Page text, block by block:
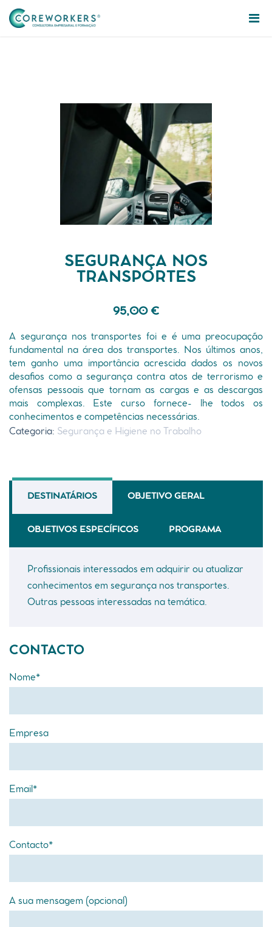
SEGURANÇA NOS
TRANSPORTES
95,00 €
A segurança nos transportes foi e é uma preocupação
fundamental na área dos transportes. Nos últimos anos,
tem ganho uma importância acrescida dados os novos
desafios como a segurança contra atos de terrorismo e
ofensas pessoais que tornam as cargas e as descargas
mais complexas. Este curso fornece- lhe todos os
conhecimentos e competências necessárias.
Categoria: Segurança e Higiene no Trabalho
DESTINATÁRIOS OBJETIVO GERAL
OBJETIVOS ESPECÍFICOS PROGRAMA
Profissionais interessados em adquirir ou atualizar
conhecimentos em segurança nos transportes.
Outras pessoas interessadas na temática.
CONTACTO
Nome*
Empresa
Email*
Contacto*
A sua mensagem (opcional)